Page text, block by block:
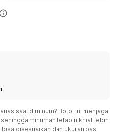
saat diminum? Botol ini menjaga
minuman tetap nikmat lebih
disesuaikan dan ukuran pas